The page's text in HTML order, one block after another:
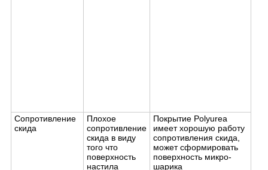
Сопротивление
скида
Плохое
сопротивление
скида в виду
того что
поверхность
настила
Покрытие Polyurea
имеет хорошую работу
сопротивления скида,
может сформировать
поверхность микро-
шарика